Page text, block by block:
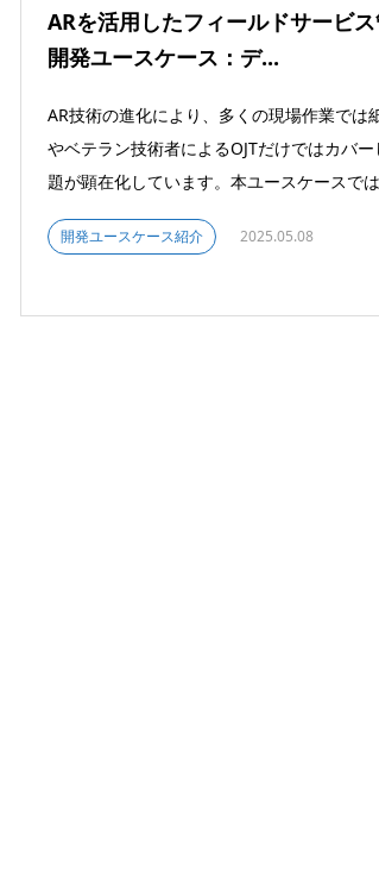
ARを活用したフィールドサービ
開発ユースケース：デ...
AR技術の進化により、多くの現場作業では
やベテラン技術者によるOJTだけではカバ
題が顕在化しています。本ユースケースで
開発ユースケース紹介 2025.05.08